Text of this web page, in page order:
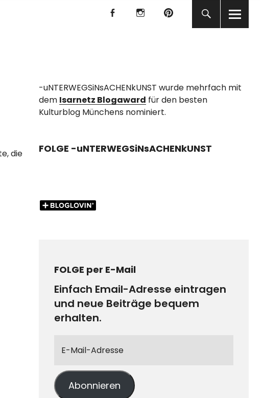
f I P
die
-uNTERWEGSiNsACHENkUNST wurde mehrfach mit
dem Isarnetz Blogaward für den besten
Kulturblog Münchens nominiert.
FOLGE -uNTERWEGSiNsACHENkUNST
FOLGE per E-Mail
Einfach Email-Adresse eintragen
und neue Beiträge bequem
erhalten.
Abonnieren